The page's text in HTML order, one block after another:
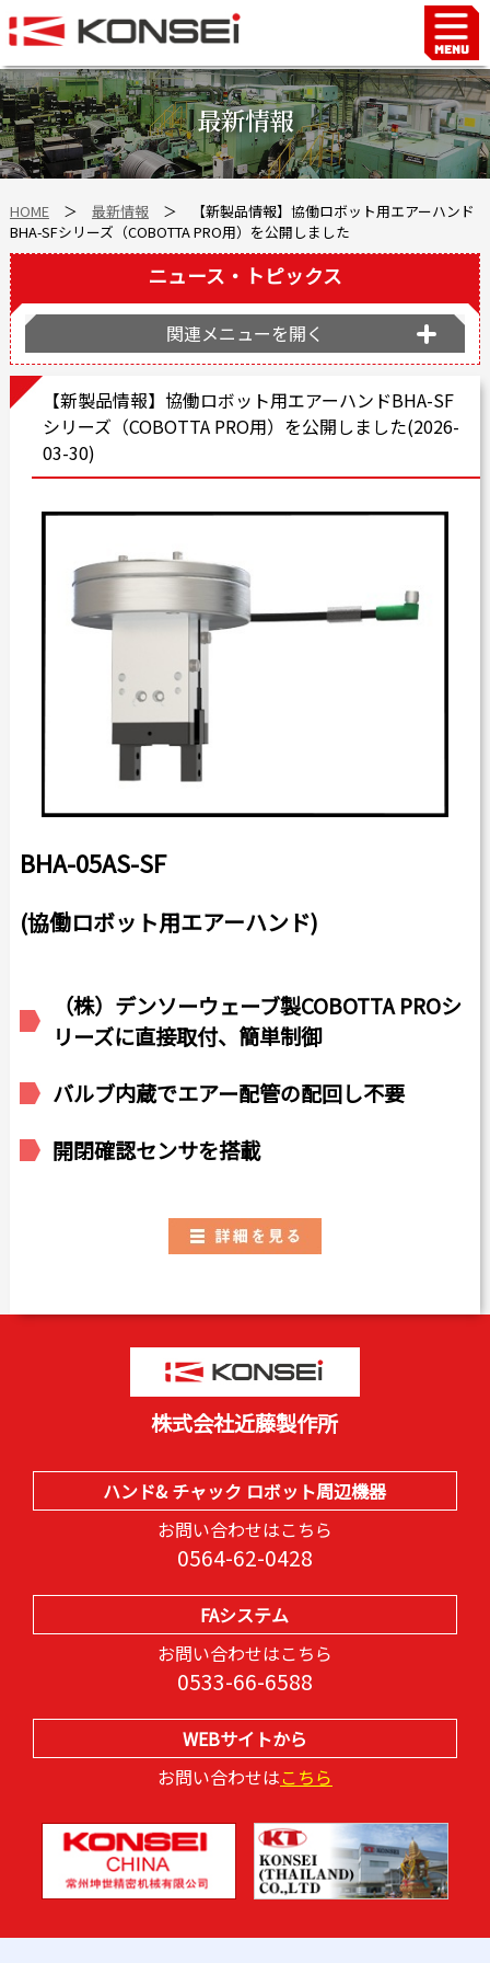
最新情報
HOME＞ 最新情報＞ 【新製品情報】協働ロボット用エアーハンド
BHA-SFシリーズ（COBOTTA PRO用）を公開しました
【新製品情報】協働ロボット用エアーハンドBHA-SF
シリーズ（COBOTTA PRO用）を公開しました(2026-
03-30)
BHA-05AS-SF
(協働ロボット用エアーハンド)
（株）デンソーウェーブ製COBOTTA PROシ
リーズに直接取付、簡単制御
バルブ内蔵でエアー配管の配回し不要
開閉確認センサを搭載
ニュース・トピックス
関連メニューを開く
株式会社近藤製作所
ハンド& チャック ロボット周辺機器
お問い合わせはこちら
0564-62-0428
FAシステム
お問い合わせはこちら
0533-66-6588
WEBサイトから
お問い合わせはこちら
Home
ハンド＆チャックロボット周辺機器
FAシステム
スマートファクトリーLabo
自動車部品
企業情報
海外拠点
ショールーム
個人情報の取り扱い
最新情報
カタログダウンロード
よくある質問
お問い合わせ
Japanese